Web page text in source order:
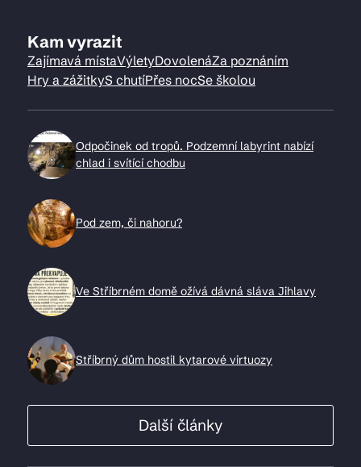
Kam vyrazit
Zajímavá místaVýletyDovolenáZa poznáním
Hry a zážitkyS chutíPřes nocSe školou
Odpočinek od tropů. Podzemní labyrint nabízí
chlad i svítící chodbu
Pod zem, či nahoru?
Ve Stříbrném domě ožívá dávná sláva Jihlavy
Stříbrný dům hostil kytarové virtuozy
Další články